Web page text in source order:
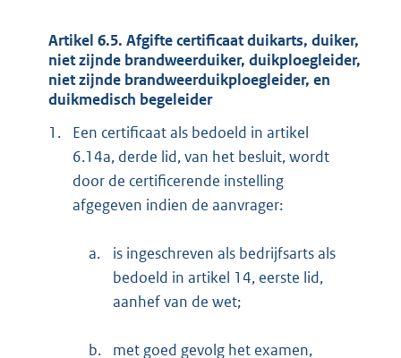
Artikel 6.5. Afgifte certificaat duikarts, duiker,
niet zijnde brandweerduiker, duikploegleider,
niet zijnde brandweerduikploegleider, en
duikmedisch begeleider
1.
Een certificaat als bedoeld in artikel
6.14a, derde lid, van het besluit, wordt
door de certificerende instelling
afgegeven indien de aanvrager:
a.
is ingeschreven als bedrijfsarts als
bedoeld in artikel 14, eerste lid,
aanhef van de wet;
b. met goed gevolg het examen,